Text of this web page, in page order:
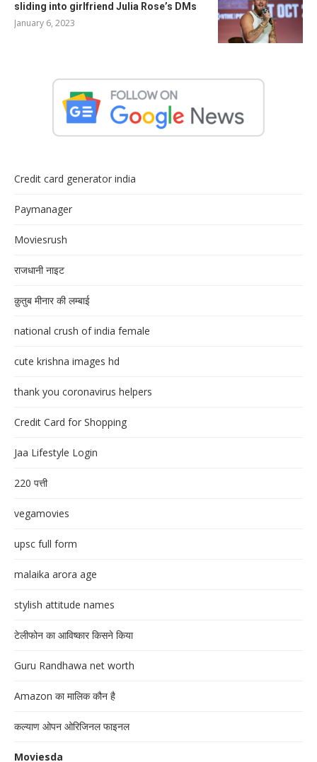
sliding into girlfriend Julia Rose’s DMs
January 6, 2023
Credit card generator india
Paymanager
Moviesrush
राजधानी नाइट
क़ुतुब मीनार की लम्बाई
national crush of india female
cute krishna images hd
thank you coronavirus helpers
Credit Card for Shopping
Jaa Lifestyle Login
220 पत्ती
vegamovies
upsc full form
malaika arora age
stylish attitude names
टेलीफोन का आविष्कार किसने किया
Guru Randhawa net worth
Amazon का मालिक कौन है
कल्याण ओपन ओरिजिनल फाइनल
Moviesda